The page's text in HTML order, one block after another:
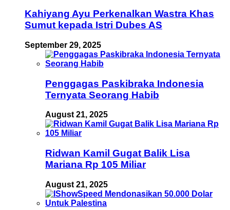
Kahiyang Ayu Perkenalkan Wastra Khas
Sumut kepada Istri Dubes AS
September 29, 2025
Penggagas Paskibraka Indonesia
Ternyata Seorang Habib
August 21, 2025
Ridwan Kamil Gugat Balik Lisa
Mariana Rp 105 Miliar
August 21, 2025